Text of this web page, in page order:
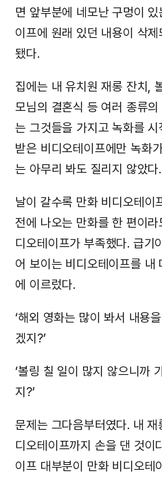
면 앞부분에 네모난 구멍이
이프에 원래 있던 내용이 삭
됐다.
집에는 내 유치원 재롱 잔치,
모님의 결혼식 등 여러 종류
는 그것들을 가지고 녹화를
받은 비디오테이프에만 녹화
는 아무리 봐도 질리지 않았다.
날이 갈수록 만화 비디오테이
전에 나오는 만화를 한 편이라
디오테이프가 부족했다. 급기
어 보이는 비디오테이프를 내
에 이르렀다.
‘해외 영화는 많이 봐서 내용
겠지?’
‘볼링 칠 일이 많지 않으니까
지?’
문제는 그다음부터였다. 내 재
디오테이프까지 손을 댄 것이
이프 대부분이 만화 비디오테